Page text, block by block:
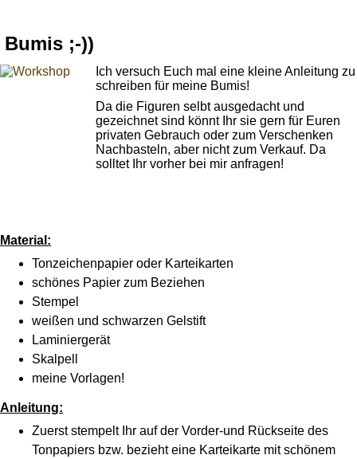
Bumis ;-))
Ich versuch Euch mal eine kleine Anleitung zu
schreiben für meine Bumis!
Da die Figuren selbt ausgedacht und
gezeichnet sind könnt Ihr sie gern für Euren
privaten Gebrauch oder zum Verschenken
Nachbasteln, aber nicht zum Verkauf. Da
solltet Ihr vorher bei mir anfragen!
Material:
Tonzeichenpapier oder Karteikarten
schönes Papier zum Beziehen
Stempel
weißen und schwarzen Gelstift
Laminiergerät
Skalpell
meine Vorlagen!
Anleitung:
Zuerst stempelt Ihr auf der Vorder-und Rückseite des
Tonpapiers bzw. bezieht eine Karteikarte mit schönem